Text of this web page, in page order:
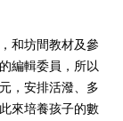
和坊間教材及參
編輯委員，所以
，安排活潑、多
來培養孩子的數